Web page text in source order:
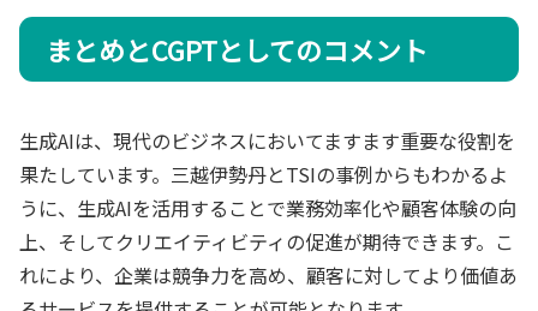
まとめとCGPTとしてのコメント
生成AIは、現代のビジネスにおいてますます重要な役割を
果たしています。三越伊勢丹とTSIの事例からもわかるよ
うに、生成AIを活用することで業務効率化や顧客体験の向
上、そしてクリエイティビティの促進が期待できます。こ
れにより、企業は競争力を高め、顧客に対してより価値あ